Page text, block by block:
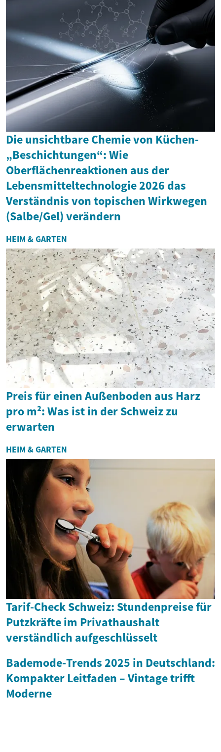
Die unsichtbare Chemie von Küchen-
„Beschichtungen“: Wie
Oberflächenreaktionen aus der
Lebensmitteltechnologie 2026 das
Verständnis von topischen Wirkwegen
(Salbe/Gel) verändern
HEIM & GARTEN
Preis für einen Außenboden aus Harz
pro m²: Was ist in der Schweiz zu
erwarten
HEIM & GARTEN
Tarif-Check Schweiz: Stundenpreise für
Putzkräfte im Privathaushalt
verständlich aufgeschlüsselt
Bademode‑Trends 2025 in Deutschland:
Kompakter Leitfaden – Vintage trifft
Moderne